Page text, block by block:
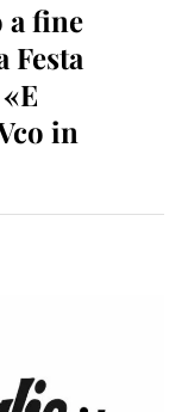
a fine
Festa
in